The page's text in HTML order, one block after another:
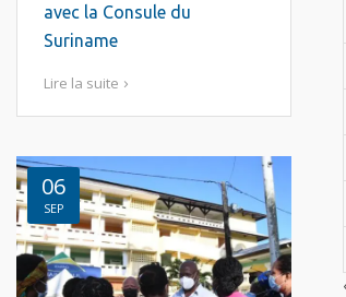
avec la Consule du
Suriname
Lire la suite
06
SEP